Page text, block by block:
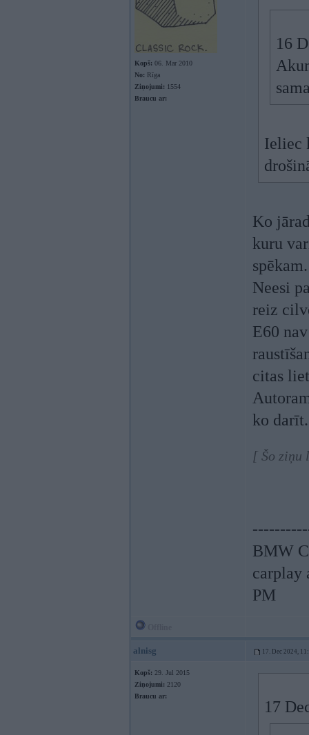
Kopš: 06. Mar 2010
No: Rīga
Ziņojumi: 1554
Braucu ar:
16
Ieliec
Ko
kuru
spēkam.
Neesi
reiz
E60
citas
ko darīt.
[ Šo ziņu
BMW
carplay
PM
alnisg 17. Dec 2024,
Kopš: 29. Jul 2015
Ziņojumi: 2120
Braucu ar:
17